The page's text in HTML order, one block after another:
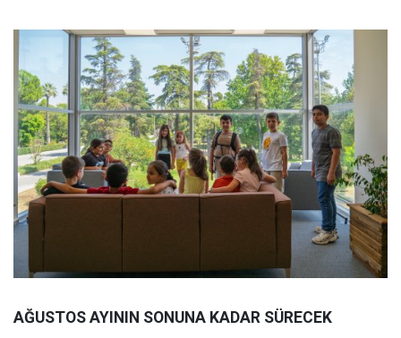
AĞUSTOS AYININ SONUNA KADAR SÜRECEK